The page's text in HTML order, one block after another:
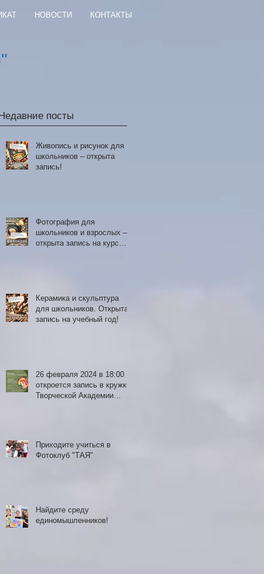
НОВОСТИ КОНТАКТЫ
посты
Живопись и рисунок для
школьников – открыта
запись!
Фотография для
школьников и взрослых –
открыта запись на курс
Керамика и скульптура
для школьников. Открыта
запись на учебный год!
26 февраля 2024 в 18:00
откроется запись в кружки
Творческой Академии
Приходите учиться в
Фотоклуб "ТАЯ"
Найдите среду
единомышленников!